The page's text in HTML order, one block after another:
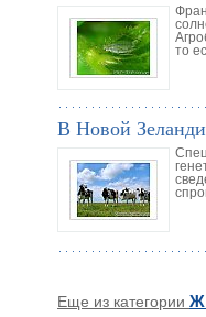
то
В Новой
Еще из категории